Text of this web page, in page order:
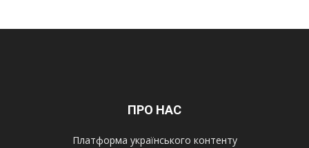
ПРО НАС
Платформа українського контенту